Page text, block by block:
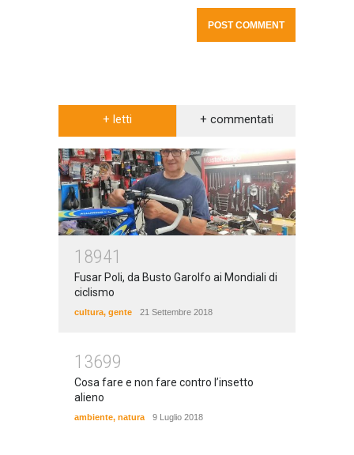
+ letti + commentati
18941
Fusar Poli, da Busto Garolfo ai Mondiali di
ciclismo
cultura, gente 21 Settembre 2018
13699
Cosa fare e non fare contro l’insetto
alieno
ambiente, natura 9 Luglio 2018